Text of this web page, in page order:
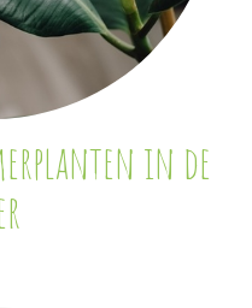
in de